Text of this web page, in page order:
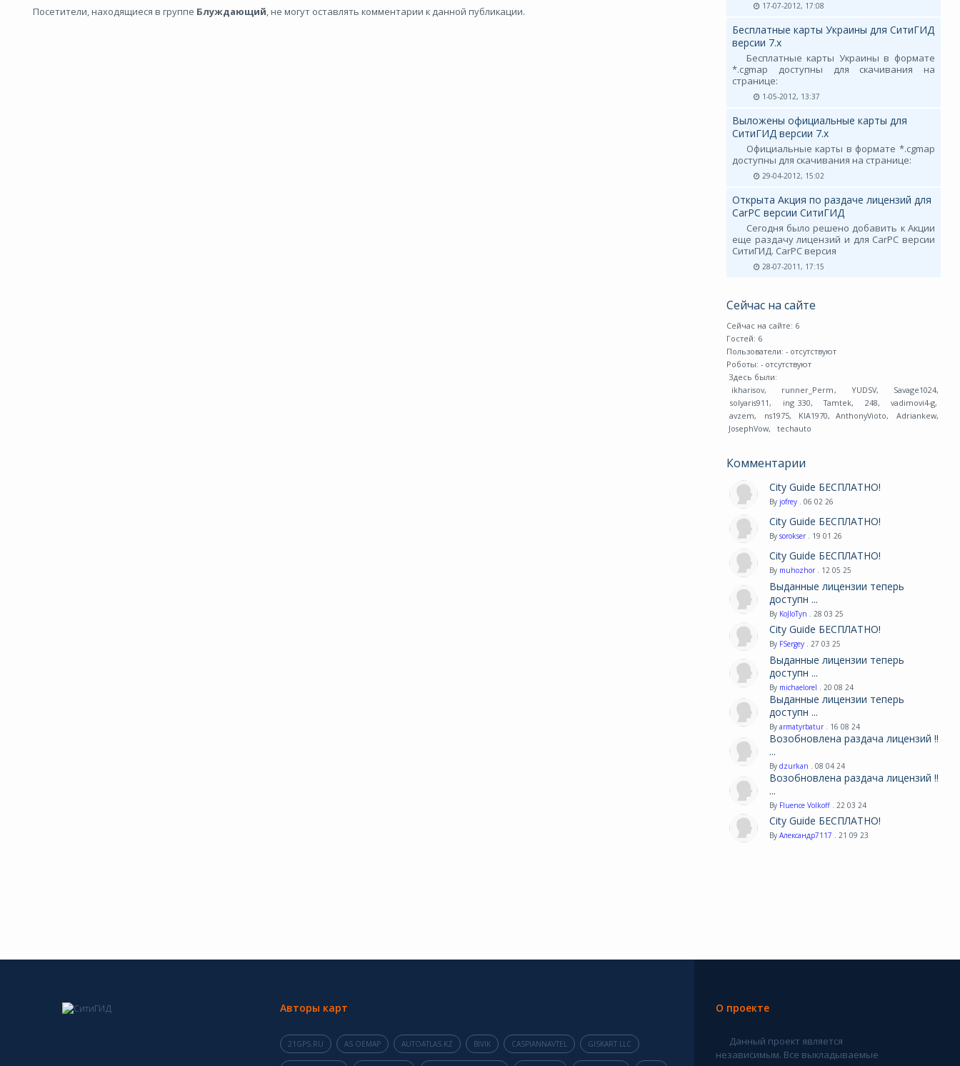
Посетители, находящиеся в группе Блуждающий, не могут оставлять комментарии к данной публикации. 17-07-2012, 17:08
Бесплатные карты Украины для СитиГИД
версии 7.х
Бесплатные карты Украины в формате
*.cgmap доступны для скачивания на
странице:
1-05-2012, 13:37
Выложены официальные карты для
СитиГИД версии 7.х
Официальные карты в формате *.cgmap
доступны для скачивания на странице:
29-04-2012, 15:02
Открыта Акция по раздаче лицензий для
CarPC версии СитиГИД
Сегодня было решено добавить к Акции
еще раздачу лицензий и для CarPC версии
СитиГИД. CarPC версия
28-07-2011, 17:15
Сейчас на сайте
Сейчас на сайте: 6
Гостей: 6
Пользователи:- отсутствуют
Роботы:- отсутствуют
Здесь были:
ikharisov, runner_Perm, YUDSV, Savage1024,
solyaris911, ing 330, Tamtek, 248, vadimovi4-g,
avzem, ns1975, KIA1970, AnthonyVioto, Adriankew,
JosephVow, techauto
Комментарии
City Guide БЕСПЛАТНО!
By jofrey . 06 02 26
City Guide БЕСПЛАТНО!
Bysorokser . 19 01 26
City Guide БЕСПЛАТНО!
By muhozhor . 12 05 25
Выданные лицензии теперь
доступн ...
By KoJIoTyn . 28 03 25
City Guide БЕСПЛАТНО!
By FSergey . 27 03 25
Выданные лицензии теперь
доступн ...
By michaelorel . 20 08 24
Выданные лицензии теперь
доступн ...
Byarmatyrbatur . 16 08 24
Возобновлена раздача лицензий !!
...
Bydzurkan . 08 04 24
Возобновлена раздача лицензий !!
...
By Fluence Volkoff . 22 03 24
City Guide БЕСПЛАТНО!
ByАлександр7117 . 21 09 23
Авторы карт
21GPS.RU AS OEMAP AUTOATLAS.KZ BIVIK CASPIANNAVTEL GISKART LLC
О проекте
Данный проект является
независимым. Все выкладываемые